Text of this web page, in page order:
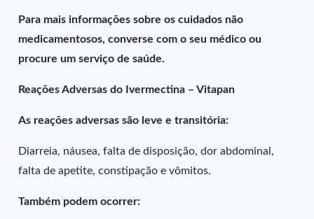
Para mais informações sobre os cuidados não
medicamentosos, converse com o seu médico ou
procure um serviço de saúde.
Reações Adversas do Ivermectina – Vitapan
As reações adversas são leve e transitória:
Diarreia, náusea, falta de disposição, dor abdominal,
falta de apetite, constipação e vômitos.
Também podem ocorrer: